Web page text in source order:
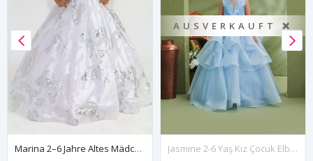
Marina 2–6 Jahre Altes Mädchenkleid 20042, Gebrochenes Weiß
AUSVERKAUFT ❌
Jasmine 2-6 Yaş Kız Çocuk Elbise 20192 Bebe Mavi